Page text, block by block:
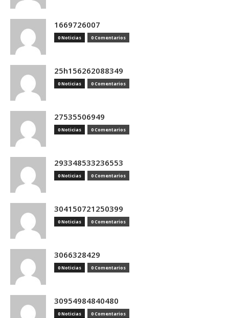
1669726007
0 Noticias 0 Comentarios
25h156262088349
0 Noticias 0 Comentarios
27535506949
0 Noticias 0 Comentarios
293348533236553
0 Noticias 0 Comentarios
304150721250399
0 Noticias 0 Comentarios
3066328429
0 Noticias 0 Comentarios
30954984840480
0 Noticias 0 Comentarios